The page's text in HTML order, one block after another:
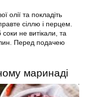
олії та покладіть
сіллю і перцем.
не витікали, та
Перед подачею
маринаді